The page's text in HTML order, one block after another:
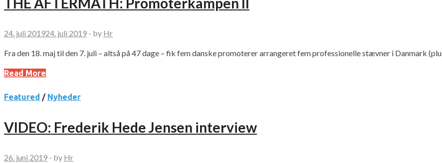
24. juli 201924. juli 2019 - by Hr
Fra den 18. maj til den 7. juli – altså på 47 dage – fik fem danske promoterer arrangeret fem professionelle stævner i Danmark
Read More
Featured / Nyheder
VIDEO: Frederik Hede Jensen interview
26. juni 2019 - by Hr